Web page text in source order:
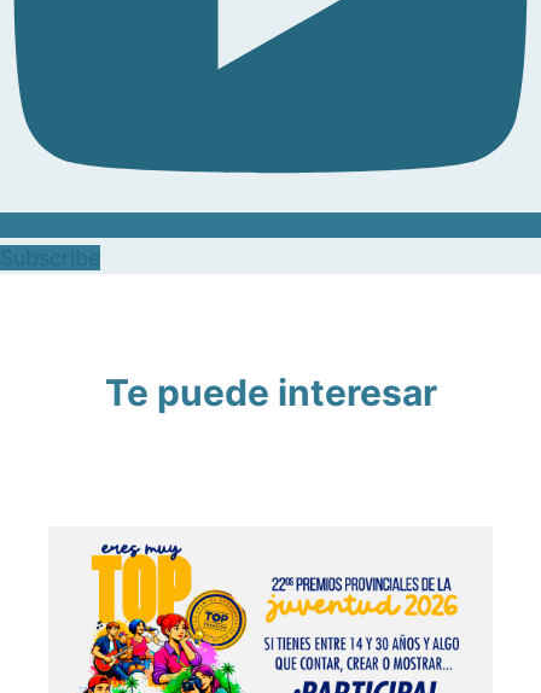
Te puede interesar